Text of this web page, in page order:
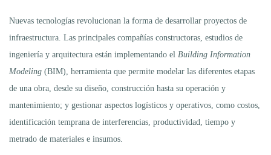
Nuevas tecnologías revolucionan la forma de desarrollar proyectos de
infraestructura. Las principales compañías constructoras, estudios de
ingeniería y arquitectura están implementando el Building Information
Modeling (BIM), herramienta que permite modelar las diferentes etapas
de una obra, desde su diseño, construcción hasta su operación y
mantenimiento; y gestionar aspectos logísticos y operativos, como costos,
identificación temprana de interferencias, productividad, tiempo y
metrado de materiales e insumos.